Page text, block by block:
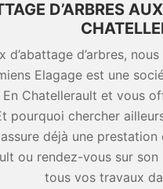
D’ARBRES
d’abattage d’arbres,
Elagage est une
En Chatellerault et vous
pourquoi chercher
déjà une
ou rendez-vous sur
tous vos travaux